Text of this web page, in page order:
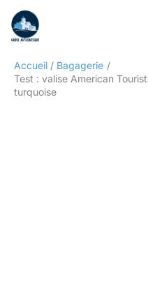
contenu
Accueil
Bagagerie
Test : valise American
turquoise
Rechercher